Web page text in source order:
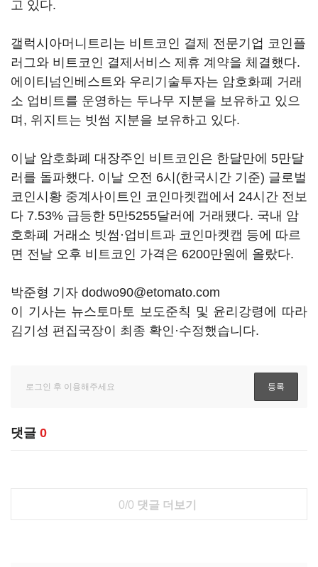
고 있다.
갤럭시아머니트리는 비트코인 결제 전문기업 코인플
러그와 비트코인 결제서비스 제휴 계약을 체결했다.
에이티넘인베스트와 우리기술투자는 암호화폐 거래
소 업비트를 운영하는 두나무 지분을 보유하고 있으
며, 위지트는 빗썸 지분을 보유하고 있다.
이날 암호화폐 대장주인 비트코인은 한달만에 5만달
러를 돌파했다. 이날 오전 6시(한국시간 기준) 글로벌
코인시황 중계사이트인 코인마켓캡에서 24시간 전보
다 7.53% 급등한 5만5255달러에 거래됐다. 국내 암
호화폐 거래소 빗썸·업비트과 코인마켓캡 등에 따르
면 전날 오후 비트코인 가격은 6200만원에 올랐다.
박준형 기자 dodwo90@etomato.com
이 기사는 뉴스토마토 보도준칙 및 윤리강령에 따라
김기성 편집국장이 최종 확인·수정했습니다.
댓글 0
0/0 댓글 더보기